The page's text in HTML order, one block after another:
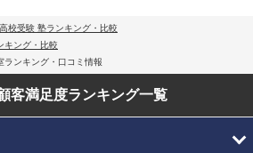
高校受験 塾ランキング・比較
キング・比較
ランキング・口コミ情報
客満足度ランキング一覧